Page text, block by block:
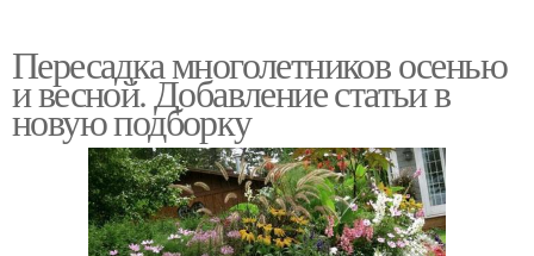
Пересадка многолетников осенью
и весной. Добавление статьи в
новую подборку